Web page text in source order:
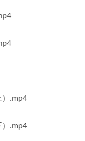
）.mp4
）.mp4